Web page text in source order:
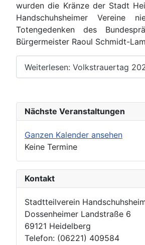
wurden die Kränze der Stadt
Handschuhsheimer Vereine
Totengedenken des
Bürgermeister Raoul Schmidt-
Weiterlesen: Volkstrauertag
Nächste Veranstaltungen
Ganzen Kalender ansehen
Keine Termine
Kontakt
Stadtteilverein
Dossenheimer Landstraße 6
69121 Heidelberg
Telefon: (06221) 409584